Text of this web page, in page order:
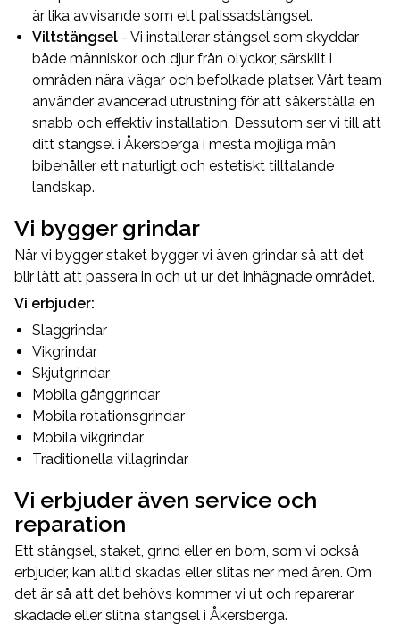
är lika avvisande som ett palissadstängsel.
Viltstängsel - Vi installerar stängsel som skyddar
både människor och djur från olyckor, särskilt i
områden nära vägar och befolkade platser. Vårt team
använder avancerad utrustning för att säkerställa en
snabb och effektiv installation. Dessutom ser vi till att
ditt stängsel i Åkersberga i mesta möjliga mån
bibehåller ett naturligt och estetiskt tilltalande
landskap.
Vi bygger grindar
När vi bygger staket bygger vi även grindar så att det
blir lätt att passera in och ut ur det inhägnade området.
Vi erbjuder:
Slaggrindar
Vikgrindar
Skjutgrindar
Mobila gånggrindar
Mobila rotationsgrindar
Mobila vikgrindar
Traditionella villagrindar
Vi erbjuder även service och
reparation
Ett stängsel, staket, grind eller en bom, som vi också
erbjuder, kan alltid skadas eller slitas ner med åren. Om
det är så att det behövs kommer vi ut och reparerar
skadade eller slitna stängsel i Åkersberga.